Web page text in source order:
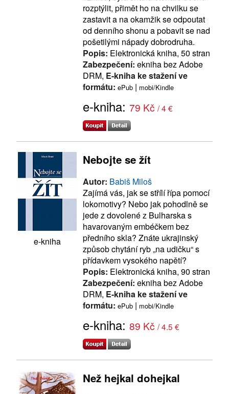
rozptýlit, přimět ho na chvilku se
zastavit a na okamžik se odpoutat
od denního shonu a pobavit se nad
pošetilými nápady dobrodruha.
Popis: Elektronická kniha, 50 stran
Zabezpečení: ekniha bez Adobe
DRM, E-kniha ke stažení ve
formátu: ePub | mobi/Kindle
e-kniha: 79 Kč / 4 €
e-kniha
Nebojte se žít
Autor: Babiš Miloš
Zajímá vás, jak se střílí řípa pomocí
lokomotivy? Nebo jak pohodlně se
jede z dovolené z Bulharska s
havarovaným embéčkem bez
předního skla? Znáte ukrajinský
způsob chytání ryb „na udičku“ s
přídavkem vysokého napětí?
Popis: Elektronická kniha, 90 stran
Zabezpečení: ekniha bez Adobe
DRM, E-kniha ke stažení ve
formátu: ePub | mobi/Kindle
e-kniha: 89 Kč / 4.5 €
Než hejkal dohejkal